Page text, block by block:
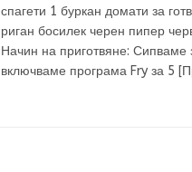
спагети 1 буркан домати за
риган босилек черен пипер
Начин на приготвяне: Сипваме
включваме програма Fry за 5